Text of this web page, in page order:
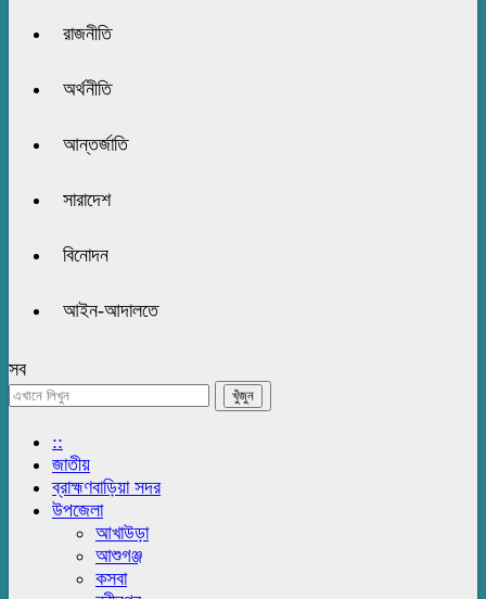
রাজনীতি
অর্থনীতি
আন্তর্জাতি
সারাদেশ
বিনোদন
আইন-আদালতে
সব
::
জাতীয়
ব্রাহ্মণবাড়িয়া সদর
উপজেলা
আখাউড়া
আশুগঞ্জ
কসবা